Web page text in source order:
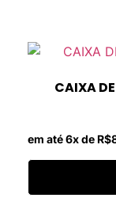
CAIXA
em até 6x de R$